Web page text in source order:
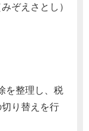
ぞえさとし）
を整理し、税
り替えを行